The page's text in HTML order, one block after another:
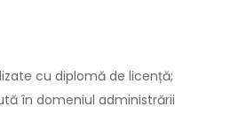
cu diplomă de licență;
în domeniul administrării